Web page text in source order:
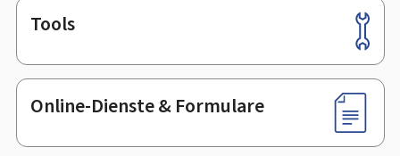
Footer
Tools
Online-Dienste & Formulare